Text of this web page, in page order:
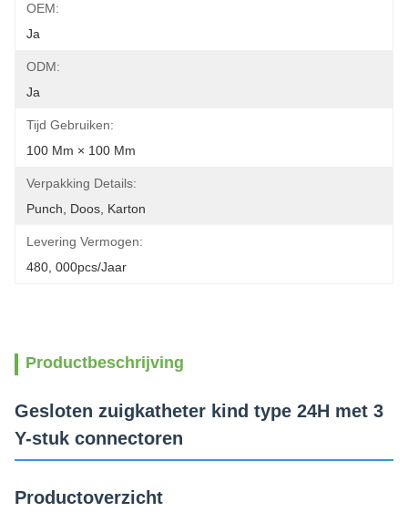
OEM:
Ja
ODM:
Ja
Tijd Gebruiken:
100 Mm × 100 Mm
Verpakking Details:
Punch, Doos, Karton
Levering Vermogen:
480, 000pcs/jaar
Productbeschrijving
Gesloten zuigkatheter kind type 24H met 3
Y-stuk connectoren
Productoverzicht